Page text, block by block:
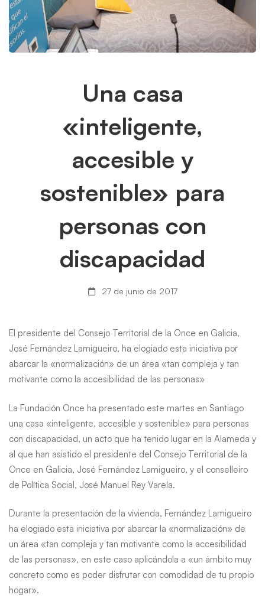
«inteligente,
accesible
sostenible»
personas
discapacidad
Una casa
«inteligente,
accesible y
sostenible» para
personas con
discapacidad
27 de junio de 2017
El presidente del Consejo Territorial de la Once en Galicia,
José Fernández Lamigueiro, ha elogiado esta iniciativa por
abarcar la «normalización» de un área «tan compleja y tan
motivante como la accesibilidad de las personas»
La Fundación Once ha presentado este martes en Santiago
una casa «inteligente, accesible y sostenible» para personas
con discapacidad, un acto que ha tenido lugar en la Alameda y
al que han asistido el presidente del Consejo Territorial de la
Once en Galicia, José Fernández Lamigueiro, y el conselleiro
de Política Social, José Manuel Rey Varela.
Durante la presentación de la vivienda, Fernández Lamigueiro
ha elogiado esta iniciativa por abarcar la «normalización» de
un área «tan compleja y tan motivante como la accesibilidad
de las personas», en este caso aplicándola a «un ámbito muy
concreto como es poder disfrutar con comodidad de tu propio
hogar».